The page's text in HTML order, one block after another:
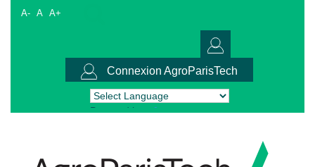
A- A A+
Connexion AgroParisTech
Powered by Translate